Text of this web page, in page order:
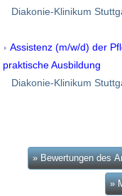
Diakonie-Klinikum
Assistenz (m/w/d) der
praktische Ausbildung
Diakonie-Klinikum
» Bewertungen des
»